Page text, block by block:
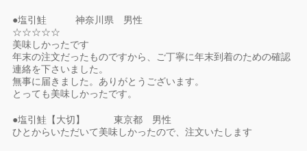
●塩引鮭 神奈川県 男性
☆☆☆☆☆
美味しかったです
年末の注文だったものですから、ご丁寧に年末到着のための確認
連絡を下さいました。
無事に届きました。ありがとうございます。
とっても美味しかったです。
●塩引鮭【大切】 東京都 男性
ひとからいただいて美味しかったので、注文いたします